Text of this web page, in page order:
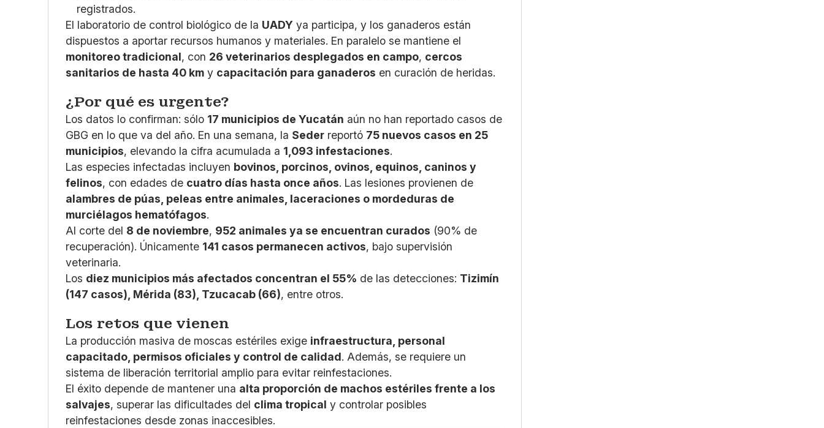
registrados.
El laboratorio de control biológico de la UADY ya participa, y los ganaderos están
dispuestos a aportar recursos humanos y materiales. En paralelo se mantiene el
monitoreo tradicional, con 26 veterinarios desplegados en campo, cercos
sanitarios de hasta 40 km y capacitación para ganaderos en curación de heridas.
¿Por qué es urgente?
Los datos lo confirman: sólo 17 municipios de Yucatán aún no han reportado casos de
GBG en lo que va del año. En una semana, la Seder reportó 75 nuevos casos en 25
municipios, elevando la cifra acumulada a 1,093 infestaciones.
Las especies infectadas incluyen bovinos, porcinos, ovinos, equinos, caninos y
felinos, con edades de cuatro días hasta once años. Las lesiones provienen de
alambres de púas, peleas entre animales, laceraciones o mordeduras de
murciélagos hematófagos.
Al corte del 8 de noviembre, 952 animales ya se encuentran curados (90% de
recuperación). Únicamente 141 casos permanecen activos, bajo supervisión
veterinaria.
Los diez municipios más afectados concentran el 55% de las detecciones: Tizimín
(147 casos), Mérida (83), Tzucacab (66), entre otros.
Los retos que vienen
La producción masiva de moscas estériles exige infraestructura, personal
capacitado, permisos oficiales y control de calidad. Además, se requiere un
sistema de liberación territorial amplio para evitar reinfestaciones.
El éxito depende de mantener una alta proporción de machos estériles frente a los
salvajes, superar las dificultades del clima tropical y controlar posibles
reinfestaciones desde zonas inaccesibles.